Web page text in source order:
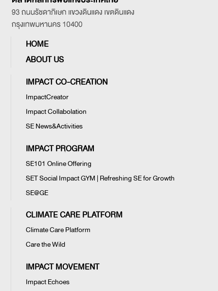
HOME
ABOUT US
IMPACT CO-CREATION
ImpactCreator
Impact Collabolation
SE News&Activities
IMPACT PROGRAM
SE101 Online Offering
SET Social Impact GYM | Refreshing SE for Growth
SE@GE
CLIMATE CARE PLATFORM
Climate Care Platform
Care the Wild
IMPACT MOVEMENT
Impact Echoes